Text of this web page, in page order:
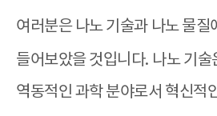
여러분은 나노 기술과 나노 물질
들어보았을 것입니다. 나노 기술
역동적인 과학 분야로서 혁신적